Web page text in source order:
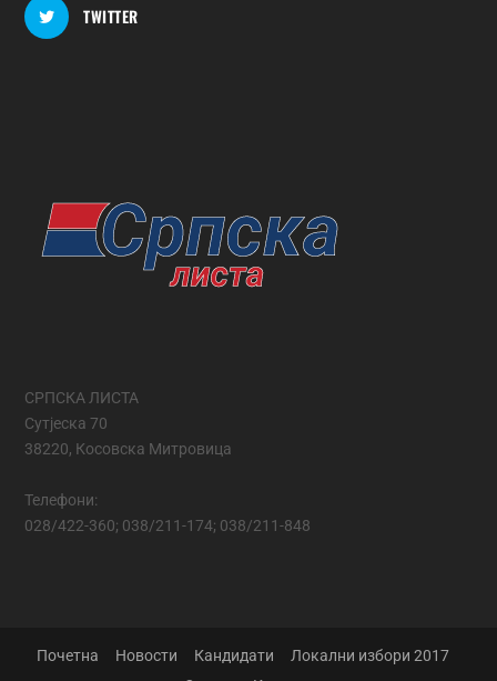
TWITTER
СРПСКА ЛИСТА
Сутјеска 70
38220, Косовска Митровица
Телефони:
028/422-360; 038/211-174; 038/211-848
Почетна Новости Кандидати
Локални избори 2017